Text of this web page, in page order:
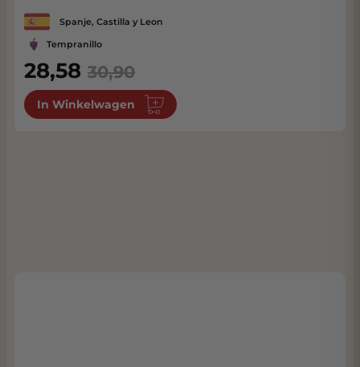
Spanje, Castilla y Leon
Tempranillo
28,58 30,90
In Winkelwagen